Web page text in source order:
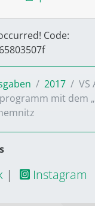
Code:
2017
VS
mit dem
| Instagram